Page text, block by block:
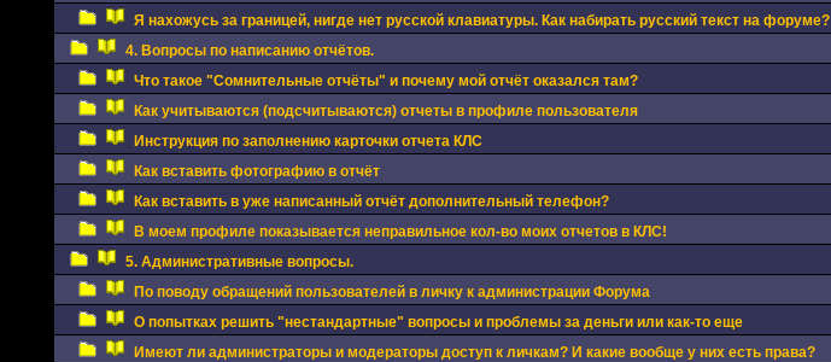
Я нахожусь за границей, нигде нет русской клавиатуры. Как набирать русский текст на форуме?
4. Вопросы по написанию отчётов.
Что такое "Сомнительные отчёты" и почему мой отчёт оказался там?
Как учитываются (подсчитываются) отчеты в профиле пользователя
Инструкция по заполнению карточки отчета КЛС
Как вставить фотографию в отчёт
Как вставить в уже написанный отчёт дополнительный телефон?
В моем профиле показывается неправильное кол-во моих отчетов в КЛС!
5. Административные вопросы.
По поводу обращений пользователей в личку к администрации Форума
О попытках решить "нестандартные" вопросы и проблемы за деньги или как-то еще
Имеют ли администраторы и модераторы доступ к личкам? И какие вообще у них есть права?